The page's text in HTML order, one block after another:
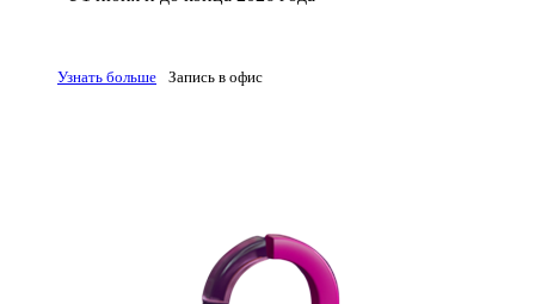
Узнать больше Запись в офис